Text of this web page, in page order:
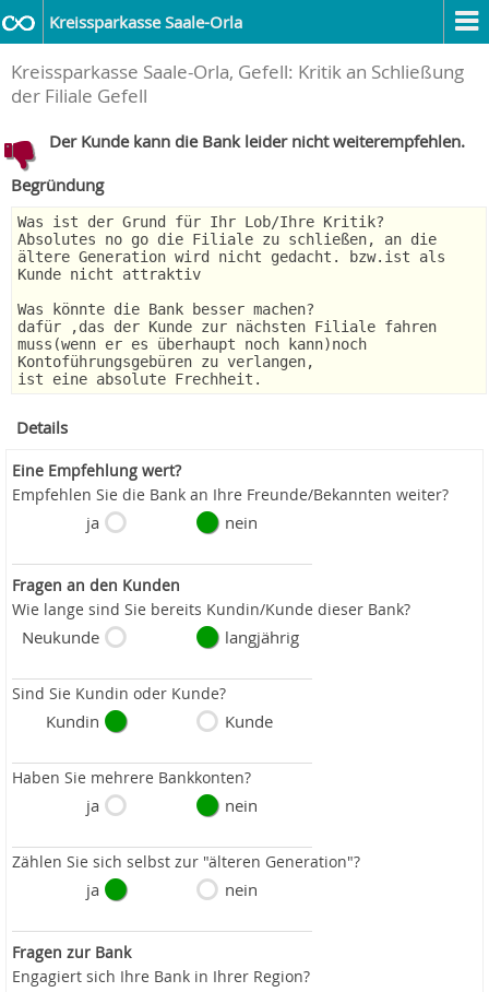
Kreissparkasse Saale-Orla
Kreissparkasse Saale-Orla, Gefell: Kritik an Schließung
der Filiale Gefell
Der Kunde kann die Bank leider nicht weiterempfehlen.
Begründung
Was ist der Grund für Ihr Lob/Ihre Kritik?
Absolutes no go die Filiale zu schließen, an die
ältere Generation wird nicht gedacht. bzw.ist als
Kunde nicht attraktiv
Was könnte die Bank besser machen?
dafür ,das der Kunde zur nächsten Filiale fahren
muss(wenn er es überhaupt noch kann)noch
Kontoführungsgebüren zu verlangen,
ist eine absolute Frechheit.
Details
Eine Empfehlung wert?
Empfehlen Sie die Bank an Ihre Freunde/Bekannten weiter?
ja nein
Fragen an den Kunden
Wie lange sind Sie bereits Kundin/Kunde dieser Bank?
Neukunde langjährig
Sind Sie Kundin oder Kunde?
Kundin Kunde
Haben Sie mehrere Bankkonten?
ja nein
Zählen Sie sich selbst zur "älteren Generation"?
ja nein
Fragen zur Bank
Engagiert sich Ihre Bank in Ihrer Region?